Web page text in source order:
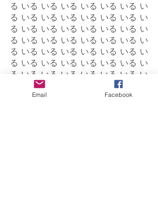
る いる いる いる いる いる いる い
る いる いる いる いる いる いる い
る いる いる いる いる いる いる い
る いる いる いる いる いる いる い
る いる いる いる いる いる いる い
る いる いる いる いる いる いる い
る いる いる いる いる いる いる い
る aいる て いる いる いる いる い
る いる い.
Email Facebook